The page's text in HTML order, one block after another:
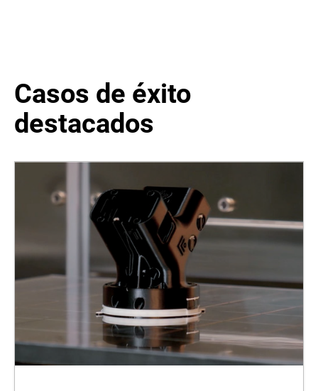
Casos de éxito
destacados